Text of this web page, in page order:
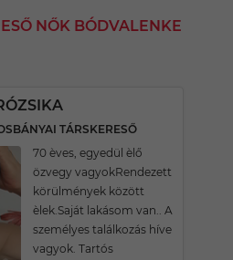
NŐK BÓDVALENKE
TÁRSKERESŐ
70 èves, egyedül èlő
özvegy vagyokRendezett
körülmények között
èlek.Saját lakásom van.. A
személyes találkozás híve
vagyok. Tartós